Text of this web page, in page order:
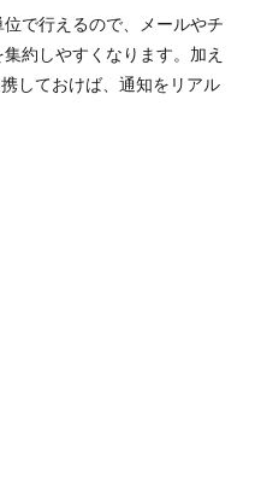
で行えるので、メールやチ
約しやすくなります。加え
しておけば、通知をリアル